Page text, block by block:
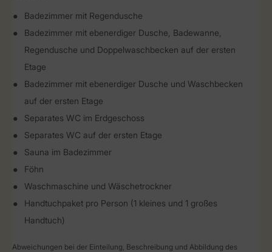
Badezimmer mit Regendusche
Badezimmer mit ebenerdiger Dusche, Badewanne,
Regendusche und Doppelwaschbecken auf der ersten
Etage
Badezimmer mit ebenerdiger Dusche und Waschbecken
auf der ersten Etage
Separates WC im Erdgeschoss
Separates WC auf der ersten Etage
Sauna im Badezimmer
Föhn
Waschmaschine und Wäschetrockner
Handtuchpaket pro Person (1 kleines und 1 großes
Handtuch)
Abweichungen bei der Einteilung, Beschreibung und Abbildung des